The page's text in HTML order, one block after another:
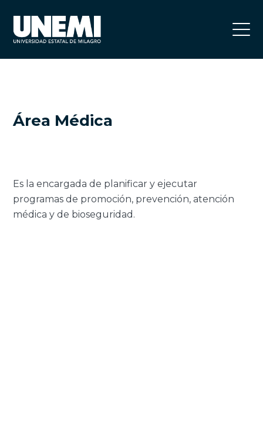
Área Médica
Es la encargada de planificar y ejecutar
programas de promoción, prevención, atención
médica y de bioseguridad.